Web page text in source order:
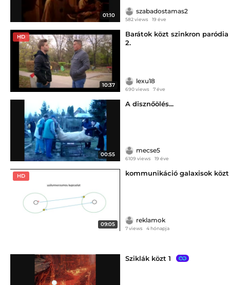
01:10
szabadostamas2
582 views 19 éve
HD
10:37
Barátok közt szinkron paródia
2.
lexu18
690 views 7 éve
00:55
A disznőölés...
mecse5
6109 views 19 éve
HD
09:05
kommunikáció galaxisok közt
reklamok
7 views 4 hónapja
Sziklák közt 1